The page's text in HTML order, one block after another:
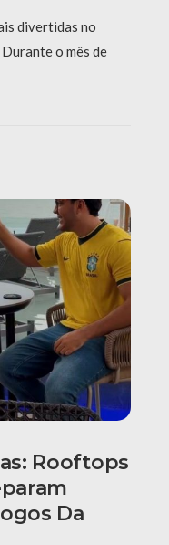
divertidas no
o mês de
Rooftops
Da